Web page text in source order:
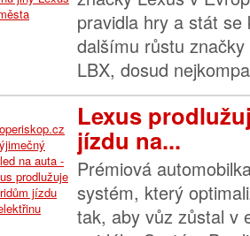
pravidla hry a stát
dalšímu růstu
LBX, dosud
Lexus
jízdu na...
Prémiová
systém, který
tak, aby vůz zůstal v